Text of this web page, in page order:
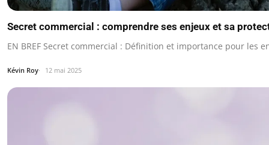
Secret commercial : comprendre ses enjeux et sa
EN BREF Secret commercial : Définition et importance pour les
Kévin Roy 12 mai 2025